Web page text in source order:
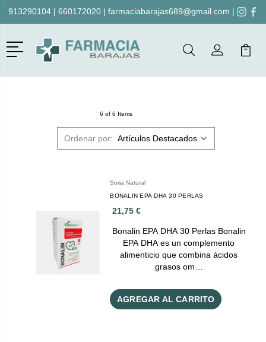
913290104| 660172020| farmaciabarajas689@gmail.com |
Menú
BuscarMi Cuenta
Mi
6 of 6 Items
Ordenar por:
Soria Natural
BONALIN EPA DHA 30 PERLAS
21,75 €
Bonalin EPA DHA 30 Perlas Bonalin
EPA DHA es un complemento
alimenticio que combina ácidos
grasos om…
AGREGAR AL CARRITO